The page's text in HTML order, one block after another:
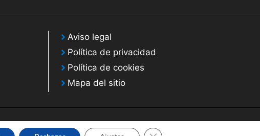
Aviso legal
Política de privacidad
Política de cookies
Mapa del sitio
Cerrar el banner de cookies